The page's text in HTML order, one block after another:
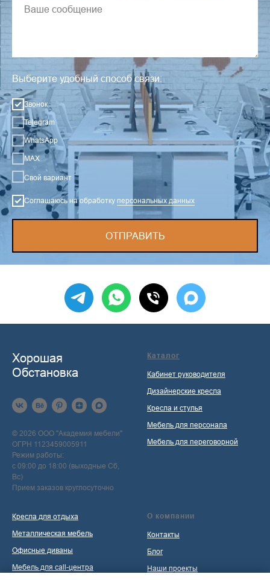
Выберите удобный способ связи:
Звонок
Telegram
WhatsApp
MAX
Свой вариант
Соглашаюсь на обработку персональных данных
ОТПРАВИТЬ
Хорошая
Обстановка
© 2026 ООО "Академия мебели"
ОГРН 1123459005911
Режим работы:
с 09:00 до 18:00 (выходные Сб,
Вс)
Прием заказов круглосуточно
Каталог
Кабинет руководителя
Дизайнерские кресла
Кресла и стулья
Мебель для персонала
Мебель для переговорной
Кресла для отдыха
Металлическая мебель
Офисные диваны
Мебель для call-центра
О компании
Контакты
Блог
Наши проекты